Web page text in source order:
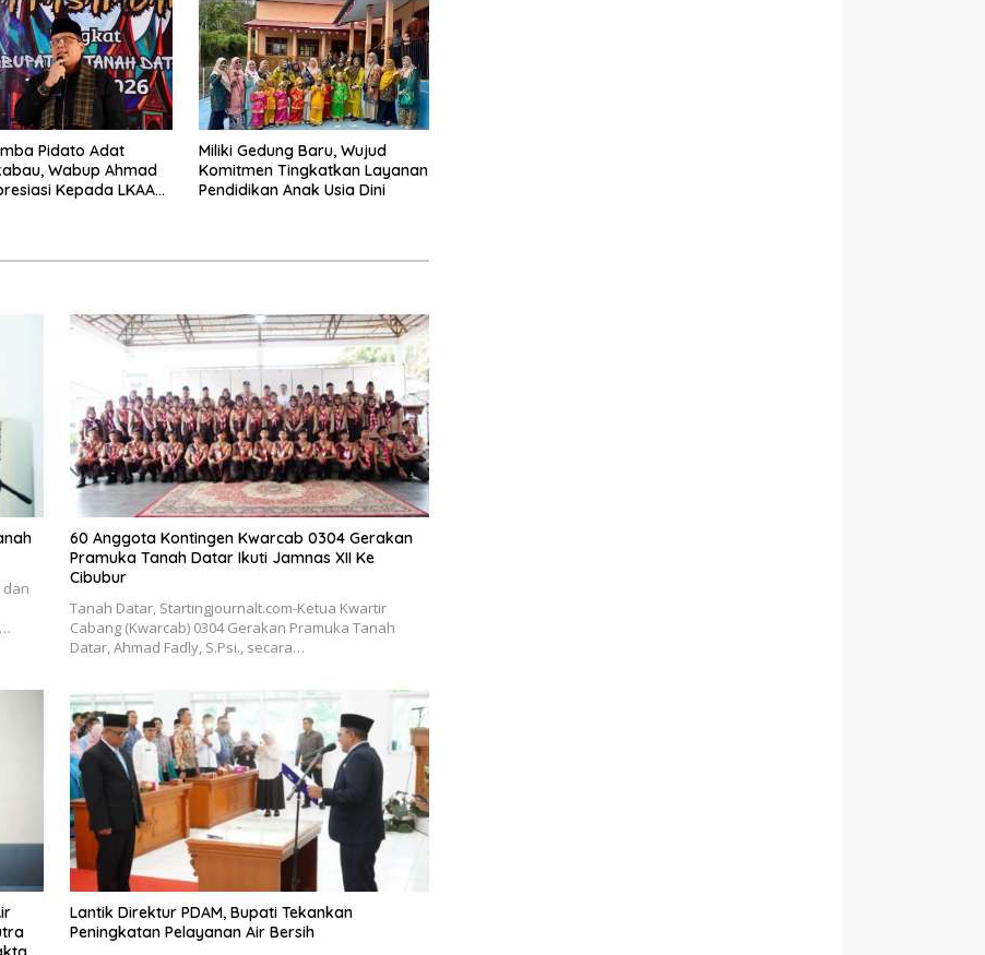
Fakta Integritas Berdasarkan
Visi dan Misi
Pidato Adat
Wabup Ahmad
Kepada LKAAM
Miliki Gedung Baru, Wujud
Komitmen Tingkatkan Layanan
Pendidikan Anak Usia Dini
dan
60 Anggota Kontingen Kwarcab 0304 Gerakan
Pramuka Tanah Datar Ikuti Jamnas XII Ke
Cibubur
Tanah Datar, Startingjournalt.com-Ketua Kwartir
Cabang (Kwarcab) 0304 Gerakan Pramuka Tanah
Datar, Ahmad Fadly, S.Psi., secara…
Lantik Direktur PDAM, Bupati Tekankan
Peningkatan Pelayanan Air Bersih